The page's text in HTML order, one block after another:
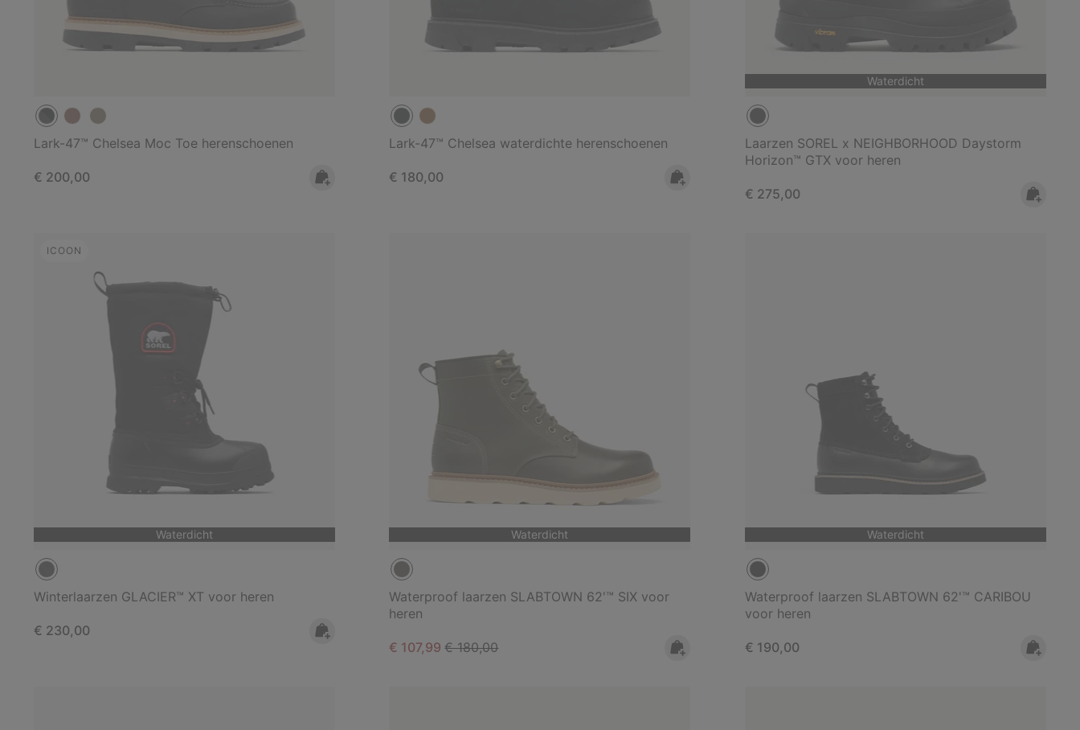
Lark-47™ Chelsea Moc Toe herenschoenen
Regular price:
€ 200,00
Lark-47™ Chelsea waterdichte herenschoenen
Regular price:
€ 180,00
Waterdicht
Laarzen SOREL x NEIGHBORHOOD Daystorm
Horizon™ GTX voor heren
Regular price:
€ 275,00
ICOON
Waterdicht
Winterlaarzen GLACIER™ XT voor heren
Regular price:
€ 230,00
Waterdicht
Waterproof laarzen SLABTOWN 62'™ SIX voor
heren
Sale price:
€ 107,99Regular price:
€ 180,00
Waterdicht
Waterproof laarzen SLABTOWN 62'™ CARIBOU
voor heren
Regular price:
€ 190,00